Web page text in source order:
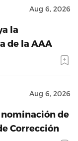
Aug 6, 2026
la
de la AAA
Aug 6, 2026
de
Corrección